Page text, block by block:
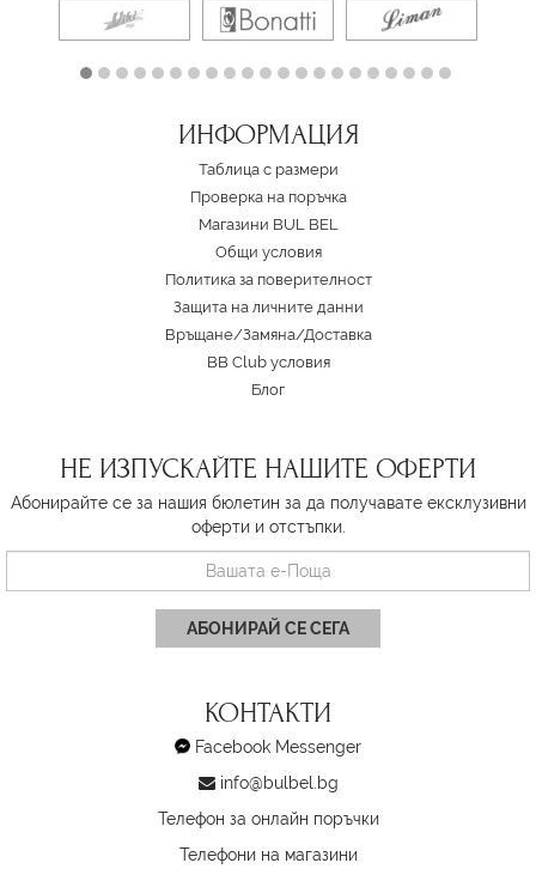
ИНФОРМАЦИЯ
Таблица с размери
Проверка на поръчка
Магазини BUL BEL
Oбщи условия
Политика за поверителност
Защита на личните данни
Връщане/Замяна/Доставка
BB Club условия
Блог
НЕ ИЗПУСКАЙТЕ НАШИТЕ ОФЕРТИ
Абонирайте се за нашия бюлетин за да получавате ексклузивни
оферти и отстъпки.
АБОНИРАЙ СЕ СЕГА
КОНТАКТИ
Facebook Messenger
info@bulbel.bg
Телефон за онлайн поръчки
Телефони на магазини